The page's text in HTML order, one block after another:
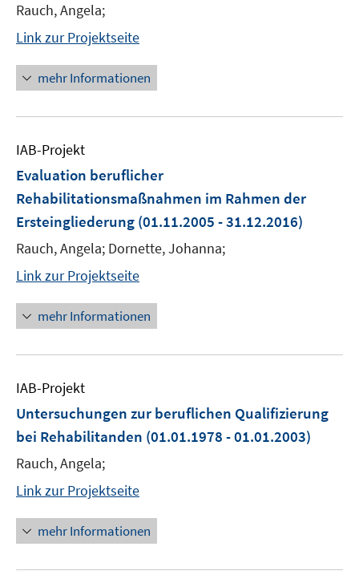
Rauch, Angela;
Link zur Projektseite
mehr Informationen
IAB-Projekt
Evaluation beruflicher
Rehabilitationsmaßnahmen im Rahmen der
Ersteingliederung (01.11.2005 - 31.12.2016)
Rauch, Angela; Dornette, Johanna;
Link zur Projektseite
mehr Informationen
IAB-Projekt
Untersuchungen zur beruflichen Qualifizierung
bei Rehabilitanden (01.01.1978 - 01.01.2003)
Rauch, Angela;
Link zur Projektseite
mehr Informationen